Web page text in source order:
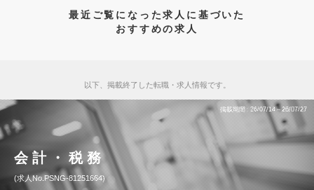
最近ご覧になった求人に基づいた
おすすめの求人
以下、掲載終了した転職・求人情報です。
掲載期間 26/07/14～26/07/27
会計・税務
求人No.PSNG-81251664